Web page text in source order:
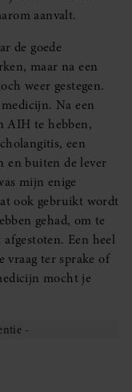
aanvalt.
de goede
maar na een
weer gestegen.
Na een
AIH te hebben,
een
en buiten de lever
mijn enige
ook gebruikt wordt
gehad, om te
Een heel
vraag ter sprake of
mocht je